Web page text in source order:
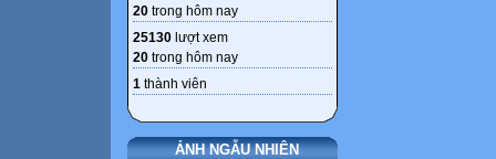
20 trong hôm nay
25130 lượt xem
20 trong hôm nay
1 thành viên
ẢNH NGẪU NHIÊN